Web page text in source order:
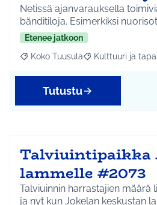
Netissä ajanvarauksella
bänditiloja. Esimerkiksi
Etenee jatkoon
Rajaa tulokset aihepiirin mukaan:
Koko Tuusula Rajaa tulokset
Kulttuuri ja
Tutustu
Talviuintipaikka
lammelle #2073
Talviuinnin harrastajien määrä
ja nyt kun Jokelan keskustan